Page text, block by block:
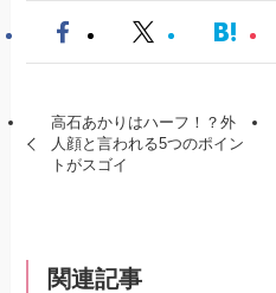
高石あかりはハーフ！？外
人顔と言われる5つのポイン
トがスゴイ
関連記事